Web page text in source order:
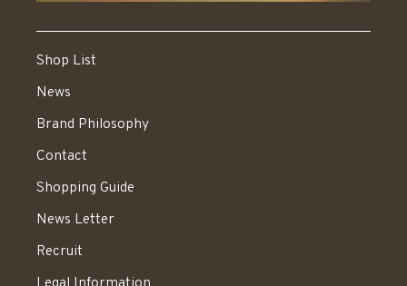
Shop List
News
Brand Philosophy
Contact
Shopping Guide
News Letter
Recruit